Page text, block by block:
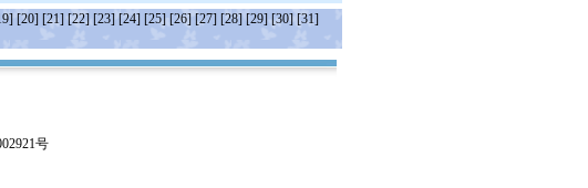
[20] [21] [22] [23] [24] [25] [26] [27] [28] [29] [30] [31]
号